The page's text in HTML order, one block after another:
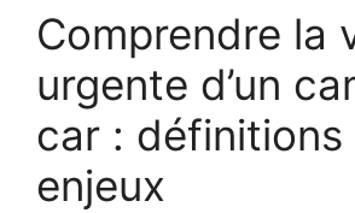
Comprendre la
urgente d’un
car : définitions
enjeux